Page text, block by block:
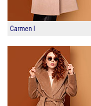
Carmen I